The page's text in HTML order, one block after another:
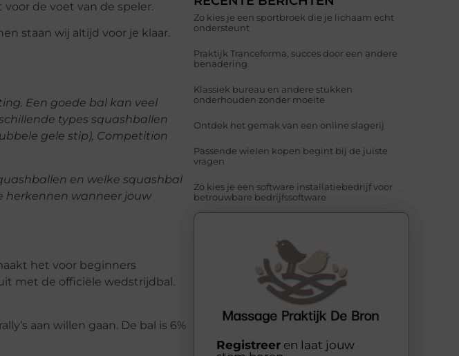
de voet van de speler.
staan wij altijd voor je klaar.
Een goede bal kan veel
types squashballen
gele stip), Competition
en welke squashbal
herkennen wanneer jouw
het voor beginners
met de officiële wedstrijdbal.
aan willen gaan. De bal is 6%
Zo kies je een sportbroek die je lichaam echt
ondersteunt
Praktijk Tranceforma, succes door een andere
benadering
Klassiek bureau en andere stukken
onderhouden zonder moeite
Ontdek het gemak van een online slagerij
Passende wielen kopen begint bij de juiste
vragen
Zo kies je een software installatiebedrijf voor
betrouwbare bedrijfssoftware
Registreer en laat jouw